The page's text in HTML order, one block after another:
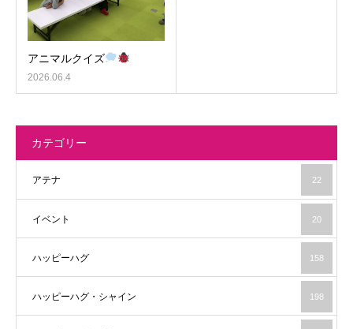
アニマルクイズ
2026.06.4
カテゴリー
アテナ 22
イベント 20
ハッピーハグ 158
ハッピーハグ・シャイン 198